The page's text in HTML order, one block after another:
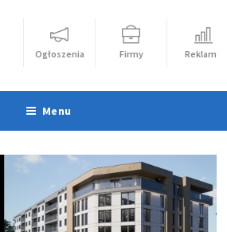
Ogłoszenia Firmy Reklama
Menu